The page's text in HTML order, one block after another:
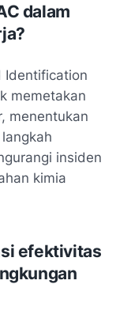
dalam
Identification
memetakan
menentukan
insiden
kimia
efektivitas